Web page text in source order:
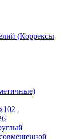
(Коррексы